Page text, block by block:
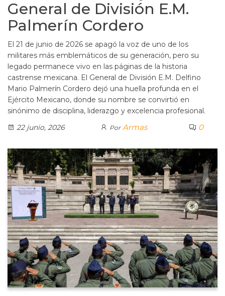
General de División E.M.
Palmerín Cordero
El 21 de junio de 2026 se apagó la voz de uno de los
militares más emblemáticos de su generación, pero su
legado permanece vivo en las páginas de la historia
castrense mexicana. El General de División E.M. Delfino
Mario Palmerín Cordero dejó una huella profunda en el
Ejército Mexicano, donde su nombre se convirtió en
sinónimo de disciplina, liderazgo y excelencia profesional.
22 junio, 2026
Por Armas 0